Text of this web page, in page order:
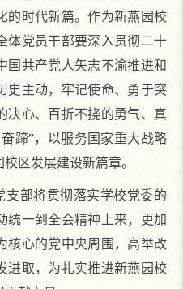
的时代新篇。作为新燕园校
体党员干部要深入贯彻二十
国共产党人矢志不渝推进和
史主动，牢记使命、勇于突
决心、百折不挠的勇气、真
蹄”，以服务国家重大战略
区发展建设新篇章。
支部将贯彻落实学校党委的
统一到全会精神上来，更加
核心的党中央周围，高举改
进取，为扎实推进新燕园校